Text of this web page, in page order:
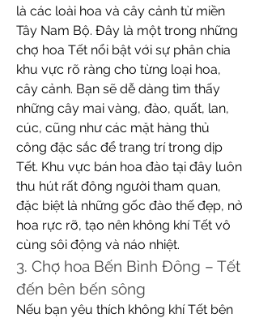
là các loài hoa và cây cảnh từ miền
Tây Nam Bộ. Đây là một trong những
chợ hoa Tết nổi bật với sự phân chia
khu vực rõ ràng cho từng loại hoa,
cây cảnh. Bạn sẽ dễ dàng tìm thấy
những cây mai vàng, đào, quất, lan,
cúc, cũng như các mặt hàng thủ
công đặc sắc để trang trí trong dịp
Tết. Khu vực bán hoa đào tại đây luôn
thu hút rất đông người tham quan,
đặc biệt là những gốc đào thế đẹp, nở
hoa rực rỡ, tạo nên không khí Tết vô
cùng sôi động và náo nhiệt.
3. Chợ hoa Bến Bình Đông – Tết
đến bên bến sông
Nếu bạn yêu thích không khí Tết bên